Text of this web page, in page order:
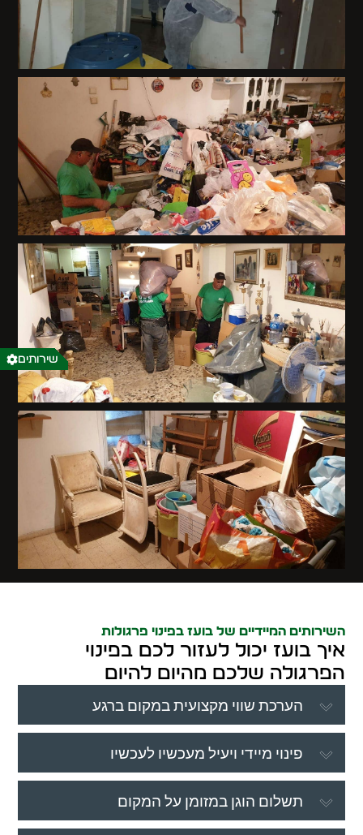
השירותים המיידיים של בועז בפינוי פרגולות
איך בועז יכול לעזור לכם בפינוי
הפרגולה שלכם מהיום להיום
הערכת שווי מקצועית במקום ברגע
פינוי מיידי ויעיל מעכשיו לעכשיו
תשלום הוגן במזומן על המקום
שירותים